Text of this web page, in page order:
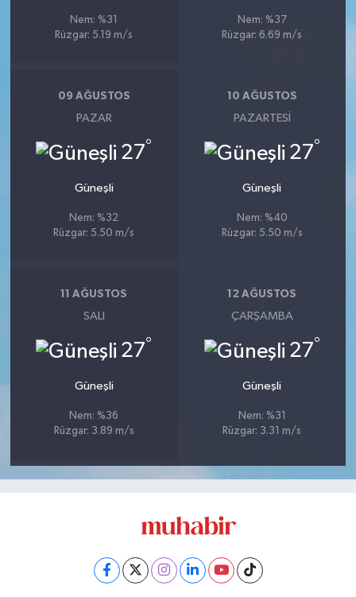
Nem: %31
Rüzgar: 5.19 m/s
Nem: %37
Rüzgar: 6.69 m/s
09 AĞUSTOS
PAZAR
27°
Güneşli
Nem: %32
Rüzgar: 5.50 m/s
10 AĞUSTOS
PAZARTESI
27°
Güneşli
Nem: %40
Rüzgar: 5.50 m/s
11 AĞUSTOS
SALI
27°
Güneşli
Nem: %36
Rüzgar: 3.89 m/s
12 AĞUSTOS
ÇARŞAMBA
27°
Güneşli
Nem: %31
Rüzgar: 3.31 m/s